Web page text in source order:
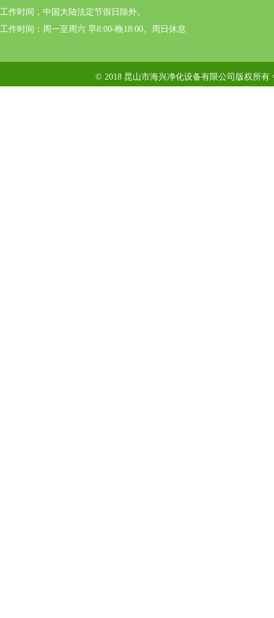
工作时间，中国大陆法定节假日除外。
工作时间：周一至周六 早8:00-晚18:00。周日休息
© 2018 昆山市海兴净化设备有限公司版权所有